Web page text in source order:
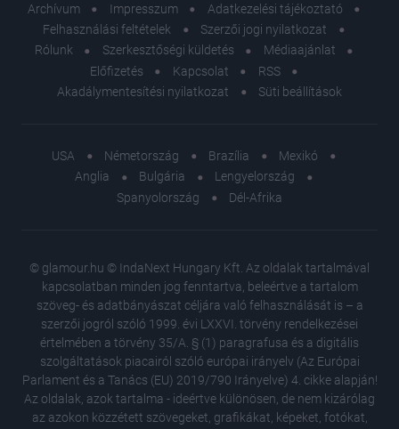
Archívum Impresszum
Adatkezelési tájékoztató
Felhasználási feltételek
Szerzői jogi nyilatkozat
Rólunk
Szerkesztőségi küldetés
Médiaajánlat
Előfizetés
Kapcsolat
RSS
Akadálymentesítési nyilatkozat
Süti beállítások
USA Németország Brazília
Mexikó
Anglia
Bulgária
Lengyelország
Spanyolország
Dél-Afrika
© glamour.hu © IndaNext Hungary Kft. Az oldalak tartalmával
kapcsolatban minden jog fenntartva, beleértve a tartalom
szöveg- és adatbányászat céljára való felhasználását is – a
szerzői jogról szóló 1999. évi LXXVI. törvény rendelkezései
értelmében a törvény 35/A. § (1) paragrafusa és a digitális
szolgáltatások piacairól szóló európai irányelv (Az Európai
Parlament és a Tanács (EU) 2019/790 Irányelve) 4. cikke alapján!
Az oldalak, azok tartalma - ideértve különösen, de nem kizárólag
az azokon közzétett szövegeket, grafikákat, képeket, fotókat,